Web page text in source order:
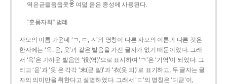
역은귿을음읍옷
여덟 음은 종성에 사용된다.
“훈몽자회” 범례
자모의 이름 가운데 ‘ㄱ, ㄷ, ㅅ’의 명칭이 다른 자모의 이름과 다른 것은
한자에는 ‘윽, 읃, 읏’과 같은 발음을 가진 글자가 없기 때문이었다. 그래
서 ‘윽’은 가까운 발음인 ‘役(역)’으로 표시하여 ‘ㄱ’은 ‘기역’이 되었다. 그
리고 ‘읃’과 ‘읏’은 각각 ‘末(귿 말)’과 ‘衣(옷 의)’로 표기하고, 두 글자는 글
자의 의미만을 취한다고 설명하였다. 그래서 ‘ㄷ’의 명칭은 ‘디귿’이,